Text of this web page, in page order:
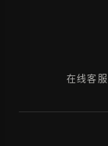
在线客服